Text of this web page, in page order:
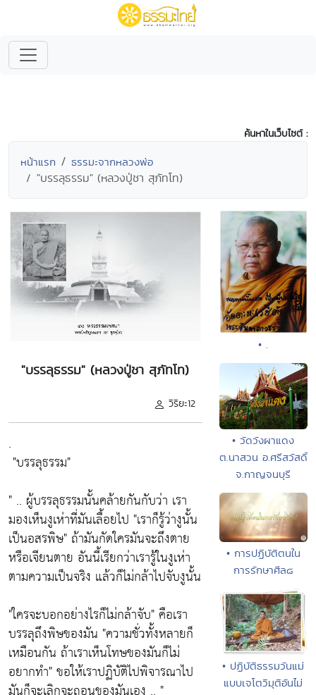
ค้นหาในเว็บไซต์ :
หน้าแรก ธรรมะจากหลวงพ่อ
"บรรลุธรรม" (หลวงปู่ชา สุภัทโท)
"บรรลุธรรม" (หลวงปู่ชา สุภัทโท)
วิริยะ12
.
"บรรลุธรรม"
" .. ผู้บรรลุธรรมนั้นคล้ายกันกับว่า เรา
มองเห็นงูเห่าที่มันเลื้อยไป "เราก็รู้ว่างูนั้น
เป็นอสรพิษ"ถ้ามันกัดใครมันจะถึงตาย
หรือเจียนตาย อันนี้เรียกว่าเรารู้ในงูเห่า
ตามความเป็นจริง แล้วก็ไม่กล้าไปจับงูนั้น
"ใครจะบอกอย่างไรก็ไม่กล้าจับ"คือเรา
บรรลุถึงพิษของมัน "ความชั่วทั้งหลายก็
เหมือนกัน ถ้าเราเห็นโทษของมันก็ไม่
อยากทำ"ขอให้เราปฏิบัติไปพิจารณาไป
• .
• วัดวังผาแดง
ต.นาสวน อ.ศรีสวัสดิ์
จ.กาญจนบุรี
• การปฏิบัติตนใน
การรักษาศีล๘
• ปฏิบัติธรรมวันแม่
แบบเจโตวิมุติอันไม่